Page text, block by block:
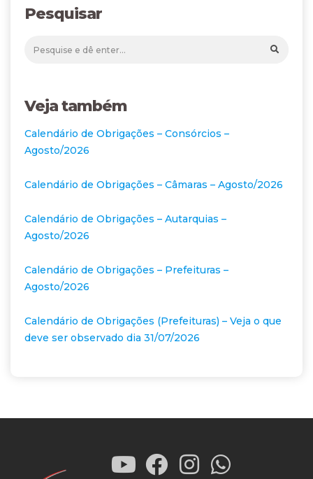
Pesquisar
Veja também
Calendário de Obrigações – Consórcios –
Agosto/2026
Calendário de Obrigações – Câmaras – Agosto/2026
Calendário de Obrigações – Autarquias –
Agosto/2026
Calendário de Obrigações – Prefeituras –
Agosto/2026
Calendário de Obrigações (Prefeituras) – Veja o que
deve ser observado dia 31/07/2026